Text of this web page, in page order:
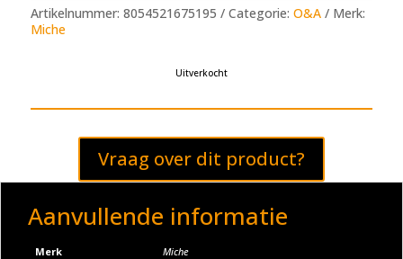
Artikelnummer: 8054521675195 Categorie: O&A
Merk:
Miche
Uitverkocht
Vraag over dit product?
Aanvullende informatie
Merk Miche